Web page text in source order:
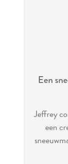
Een
Jeffrey
een